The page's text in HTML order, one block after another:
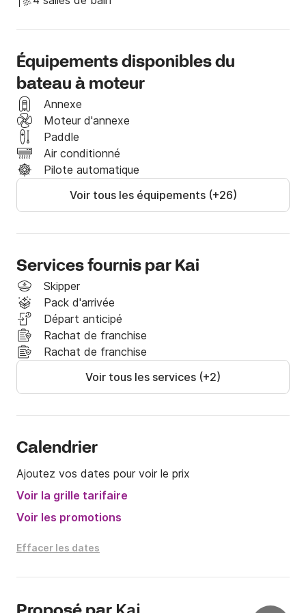
Si vous avez besoin de plus d'informations sur les
villes ou les itinéraires, n'hésitez pas à me contacter
Équipements disponibles du
bateau à moteur
Annexe
Moteur d'annexe
Paddle
Air conditionné
Pilote automatique
Voir tous les équipements (+26)
Services fournis par Kai
Skipper
Pack d'arrivée
Départ anticipé
Rachat de franchise
Rachat de franchise
Voir tous les services (+2)
Calendrier
Ajoutez vos dates pour voir le prix
Voir la grille tarifaire
Voir les promotions
Effacer les dates